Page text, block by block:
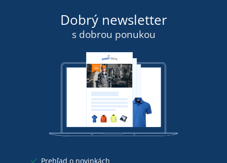
Dobrý newsletter
s dobrou ponukou
Prehľad o novinkách